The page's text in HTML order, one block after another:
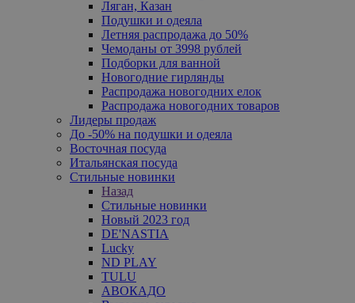
Ляган, Казан
Подушки и одеяла
Летняя распродажа до 50%
Чемоданы от 3998 рублей
Подборки для ванной
Новогодние гирлянды
Распродажа новогодних елок
Распродажа новогодних товаров
Лидеры продаж
До -50% на подушки и одеяла
Восточная посуда
Итальянская посуда
Стильные новинки
Назад
Стильные новинки
Новый 2023 год
DE'NASTIA
Lucky
ND PLAY
TULU
АВОКАДО